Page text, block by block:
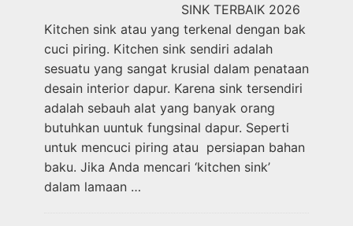
SINK TERBAIK 2026
Kitchen sink atau yang terkenal dengan bak
cuci piring. Kitchen sink sendiri adalah
sesuatu yang sangat krusial dalam penataan
desain interior dapur. Karena sink tersendiri
adalah sebauh alat yang banyak orang
butuhkan uuntuk fungsinal dapur. Seperti
untuk mencuci piring atau persiapan bahan
baku. Jika Anda mencari ‘kitchen sink’
dalam lamaan …